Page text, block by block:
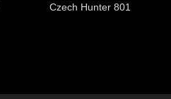
Czech Hunter 801